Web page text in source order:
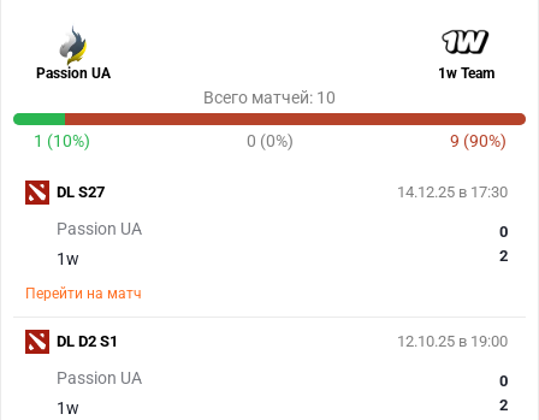
Passion UA 1w Team
Всего матчей: 10
1 (10%) 0 (0%) 9 (90%)
14.12.25 в 17:30
Passion UA
1w
0
2
Перейти на матч
DL S27
12.10.25 в 19:00
Passion UA
1w
0
2
DL D2 S1